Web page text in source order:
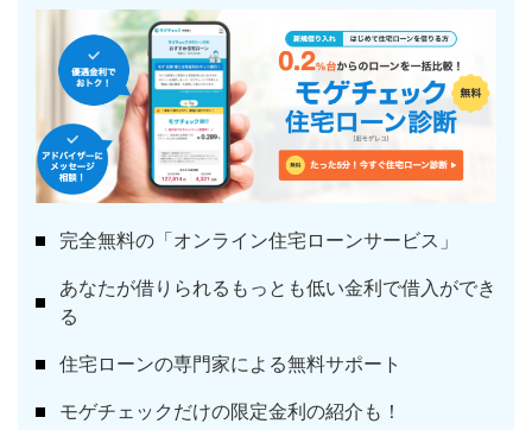
完全無料の「オンライン住宅ローンサービス」
あなたが借りられるもっとも低い金利で借入ができ
る
住宅ローンの専門家による無料サポート
モゲチェックだけの限定金利の紹介も！